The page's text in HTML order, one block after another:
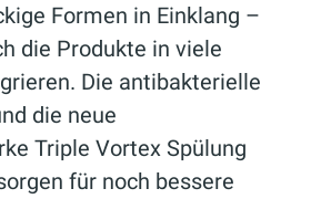
Formen in Einklang –
die Produkte in viele
Die antibakterielle
die neue
Triple Vortex Spülung
für noch bessere